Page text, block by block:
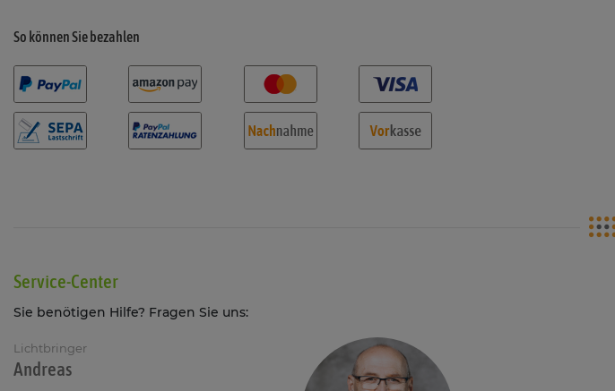
So können Sie bezahlen
Service-Center
Sie benötigen Hilfe? Fragen Sie uns:
Lichtbringer
Andreas